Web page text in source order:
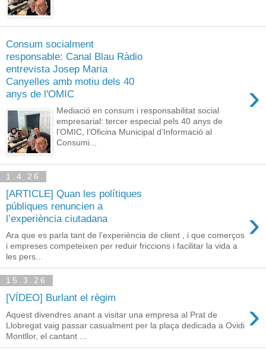
Consum socialment
responsable: Canal Blau Ràdio
entrevista Josep Maria
Canyelles amb motiu dels 40
anys de l'OMIC
›
Mediació en consum i responsabilitat social
empresarial: tercer especial pels 40 anys de
l’OMIC, l’Oficina Municipal d’Informació al
Consumi...
1.4.26
[ARTICLE] Quan les polítiques
públiques renuncien a
l’experiència ciutadana
›
Ara que es parla tant de l’experiència de client , i que comerços
i empreses competeixen per reduir friccions i facilitar la vida a
les pers...
15.3.26
[VÍDEO] Burlant el règim ›
Aquest divendres anant a visitar una empresa al Prat de
Llobregat vaig passar casualment per la plaça dedicada a Ovidi
Montllor, el cantant ...